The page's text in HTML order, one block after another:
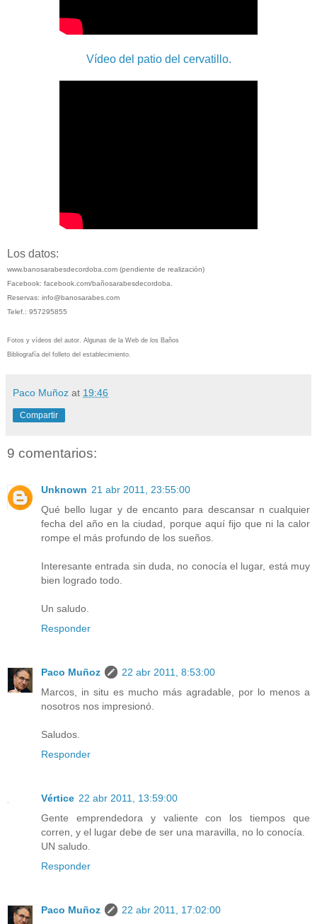
Vídeo del patio del cervatillo.
Los datos:
www.banosarabesdecordoba.com (pendiente de realización)
Facebook: facebook.com/bañosarabesdecordoba.
Reservas: info@banosarabes.com
Telef.: 957295855
Fotos y vídeos del autor. Algunas de la Web de los Baños
Bibliografía del folleto del establecimiento.
Paco Muñoz at 19:46
Compartir
9 comentarios:
Unknown 21 abr 2011, 23:55:00
Qué bello lugar y de encanto para descansar n cualquier
fecha del año en la ciudad, porque aquí fijo que ni la calor
rompe el más profundo de los sueños.
Interesante entrada sin duda, no conocía el lugar, está muy
bien logrado todo.
Un saludo.
Responder
Paco Muñoz
22 abr 2011, 8:53:00
Marcos, in situ es mucho más agradable, por lo menos a
nosotros nos impresionó.
Saludos.
Responder
Vértice 22 abr 2011, 13:59:00
Gente emprendedora y valiente con los tiempos que
corren, y el lugar debe de ser una maravilla, no lo conocía.
UN saludo.
Responder
Paco Muñoz 22 abr 2011, 17:02:00